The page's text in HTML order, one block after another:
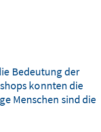
Bedeutung der
konnten die
Menschen sind die